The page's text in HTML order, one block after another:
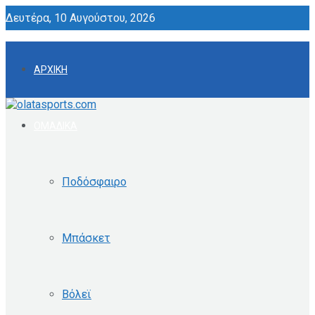
Δευτέρα, 10 Αυγούστου, 2026
ΑΡΧΙΚΗ
Ποδόσφαιρο
Μπάσκετ
Βόλεϊ